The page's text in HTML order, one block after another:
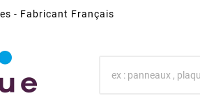
- Fabricant Français